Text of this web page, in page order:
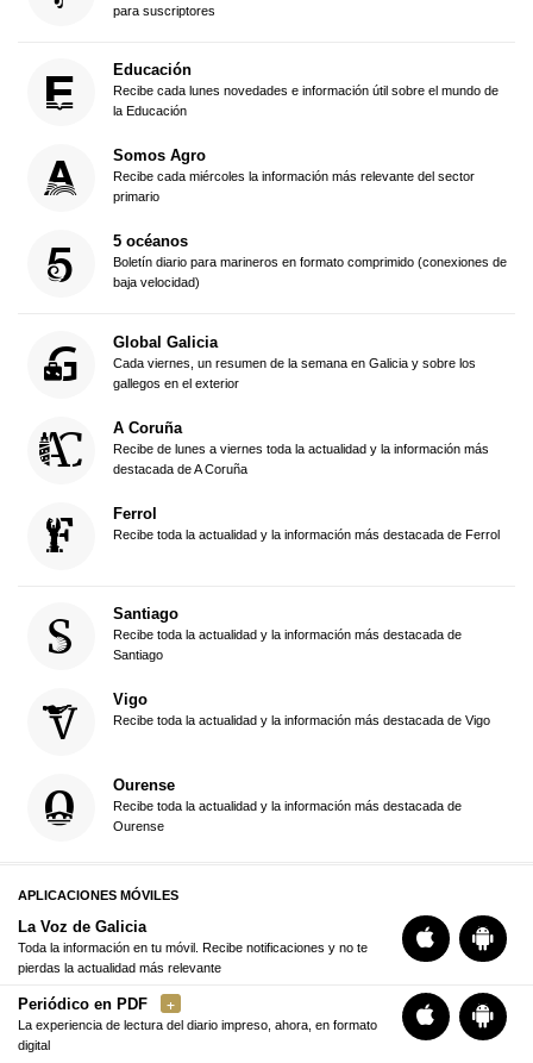
para suscriptores
Educación
Recibe cada lunes novedades e información útil sobre el mundo de
la Educación
Somos Agro
Recibe cada miércoles la información más relevante del sector
primario
5 océanos
Boletín diario para marineros en formato comprimido (conexiones de
baja velocidad)
Global Galicia
Cada viernes, un resumen de la semana en Galicia y sobre los
gallegos en el exterior
A Coruña
Recibe de lunes a viernes toda la actualidad y la información más
destacada de A Coruña
Ferrol
Recibe toda la actualidad y la información más destacada de Ferrol
Santiago
Recibe toda la actualidad y la información más destacada de
Santiago
Vigo
Recibe toda la actualidad y la información más destacada de Vigo
Ourense
Recibe toda la actualidad y la información más destacada de
Ourense
APLICACIONES MÓVILES
La Voz de Galicia
Toda la información en tu móvil. Recibe notificaciones y no te
pierdas la actualidad más relevante
Periódico en PDF
La experiencia de lectura del diario impreso, ahora, en formato
digital